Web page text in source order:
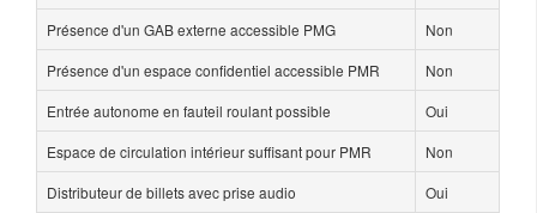
Présence d'un GAB externe accessible PMG
Non
Présence d'un espace confidentiel accessible PMR
Non
Entrée autonome en fauteil roulant possible
Oui
Espace de circulation intérieur suffisant pour PMR
Non
Distributeur de billets avec prise audio
Oui